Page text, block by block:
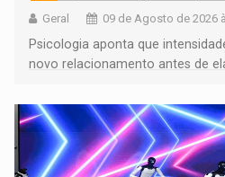
Geral 09 de Agosto de 2026
Psicologia aponta que
novo relacionamento antes de